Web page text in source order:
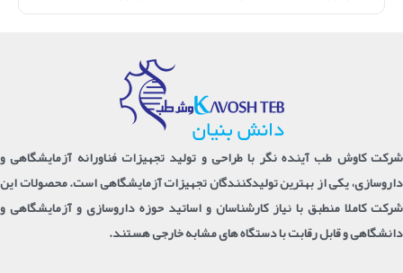
شرکت کاوش طب آینده نگر با طراحی و تولید تجهیزات فناورانه آزمایشگاهی و
داروسازی، یکی از بهترین تولیدکنندگان تجهیزات آزمایشگاهی است. محصولات این
شرکت کاملا منطبق با نیاز کارشناسان و اساتید حوزه داروسازی و آزمایشگاهی و
دانشگاهی و قابل رقابت با دستگاه های مشابه خارجی هستند.